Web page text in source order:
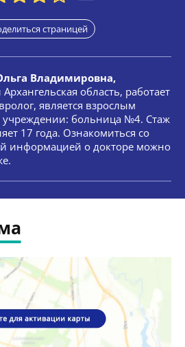
страницей
Владимировна,
Архангельская область, работает
является взрослым
больница №4. Стаж
17 года. Ознакомиться со
информацией о докторе можно